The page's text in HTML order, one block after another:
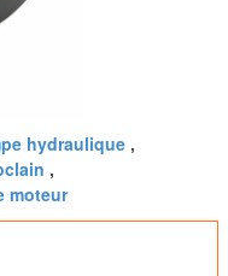
hydraulique ,
,
moteur